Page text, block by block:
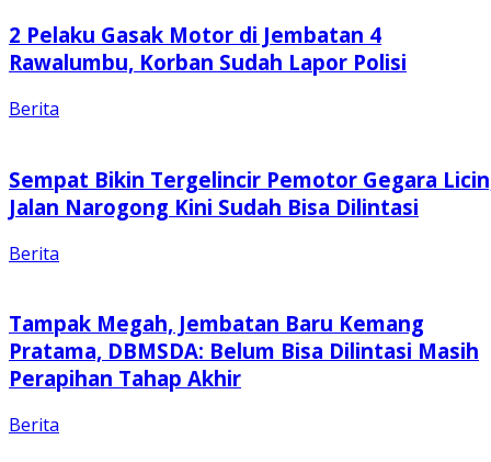
2 Pelaku Gasak Motor di Jembatan 4
Rawalumbu, Korban Sudah Lapor Polisi
Berita
Sempat Bikin Tergelincir Pemotor Gegara
Jalan Narogong Kini Sudah Bisa Dilintasi
Berita
Tampak Megah, Jembatan Baru Kemang
Pratama, DBMSDA: Belum Bisa Dilintasi Masih
Perapihan Tahap Akhir
Berita